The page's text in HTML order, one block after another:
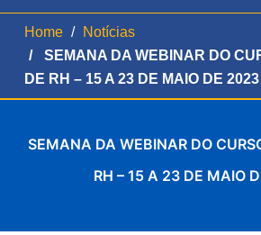
Home
Notícias
SEMANA DA WEBINAR DO
DE RH – 15 A 23 DE MAIO DE 2023
SEMANA DA WEBINAR DO
RH – 15 A 23 DE MAIO